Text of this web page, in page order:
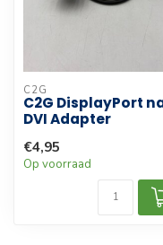
C2G
C2G DisplayPort
DVI Adapter
€4,95
Op voorraad